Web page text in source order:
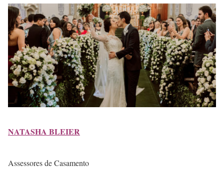
NATASHA BLEIER
Assessores de Casamento